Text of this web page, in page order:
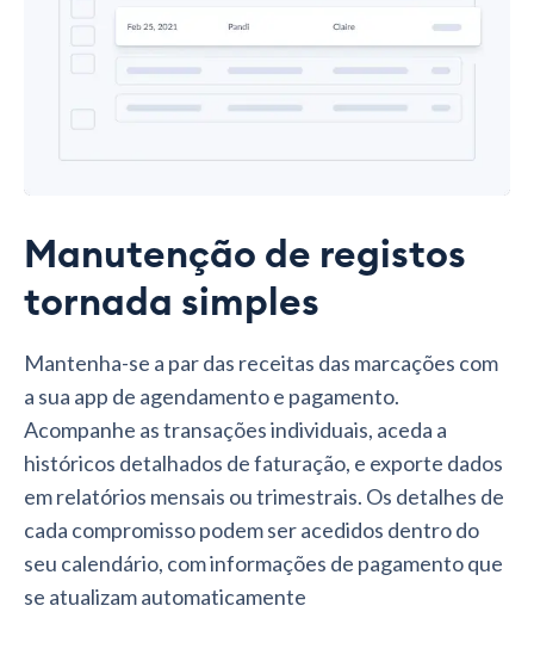
Manutenção de registos
tornada simples
Mantenha-se a par das receitas das marcações com
a sua app de agendamento e pagamento.
Acompanhe as transações individuais, aceda a
históricos detalhados de faturação, e exporte dados
em relatórios mensais ou trimestrais. Os detalhes de
cada compromisso podem ser acedidos dentro do
seu calendário, com informações de pagamento que
se atualizam automaticamente